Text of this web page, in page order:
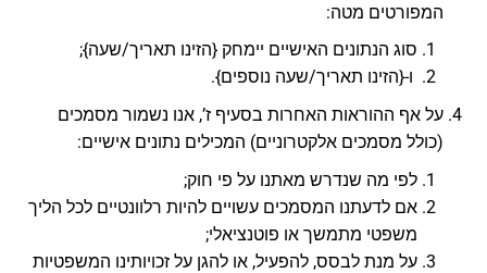
המפורטים מטה:
סוג הנתונים האישיים יימחק {הזינו תאריך/שעה};
ו-{הזינו תאריך/שעה נוספים}.
על אף ההוראות האחרות בסעיף ז’, אנו נשמור מסמכים
(כולל מסמכים אלקטרוניים) המכילים נתונים אישיים:
לפי מה שנדרש מאתנו על פי חוק;
אם לדעתנו המסמכים עשויים להיות רלוונטיים לכל הליך
משפטי מתמשך או פוטנציאלי;
על מנת לבסס, להפעיל, או להגן על זכויותינו המשפטיות